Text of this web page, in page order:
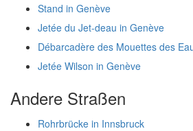
Stand in Genève
Jetée du Jet-deau in Genève
Débarcadère des Mouettes des
Jetée Wilson in Genève
Andere Straßen
Rohrbrücke in Innsbruck